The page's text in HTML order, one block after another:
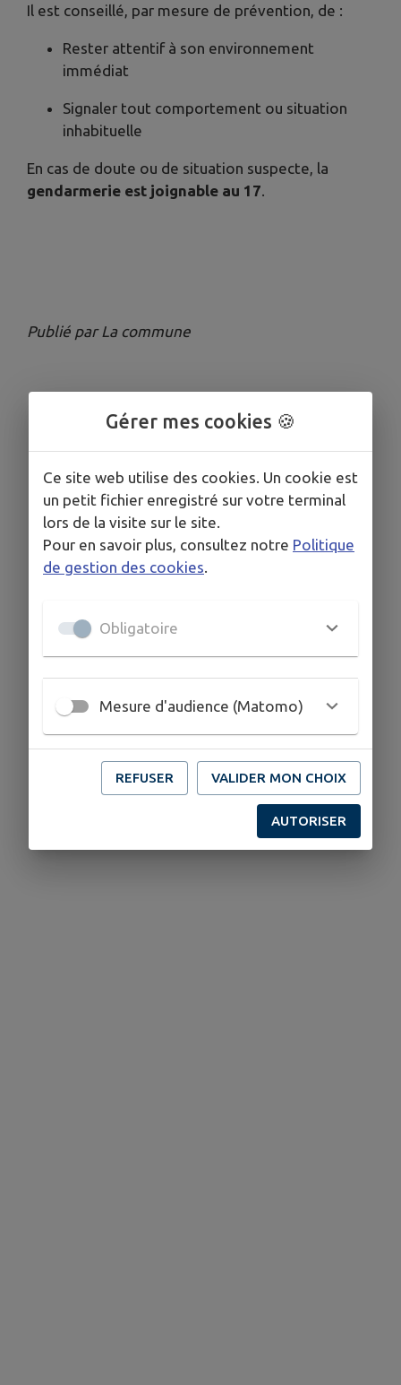
Il est conseillé, par mesure de prévention, de :
Rester attentif à son environnement
immédiat
Signaler tout comportement ou situation
inhabituelle
En cas de doute ou de situation suspecte, la
gendarmerie est joignable au 17.
Publié par La commune
Gérer mes cookies 🍪
Ce site web utilise des cookies. Un cookie est
un petit fichier enregistré sur votre terminal
lors de la visite sur le site.
Pour en savoir plus, consultez notre Politique
de gestion des cookies
Obligatoire
Mesure d'audience (Matomo)
REFUSER VALIDER MON CHOIX
AUTORISER